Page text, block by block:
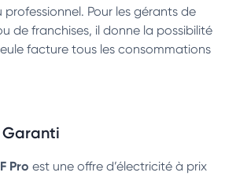
Pour les gérants de
de franchises, il donne la possibilité
facture tous les consommations
Garanti
Pro est une offre d’électricité à prix